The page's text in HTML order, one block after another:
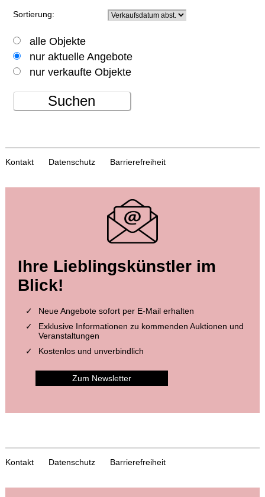
Sortierung:
alle Objekte
nur aktuelle Angebote
nur verkaufte Objekte
Suchen
Kontakt Datenschutz Barrierefreiheit
Ihre Lieblingskünstler im
Blick!
Neue Angebote sofort per E-Mail erhalten
Exklusive Informationen zu kommenden Auktionen und
Veranstaltungen
Kostenlos und unverbindlich
Zum Newsletter
Kontakt Datenschutz Barrierefreiheit